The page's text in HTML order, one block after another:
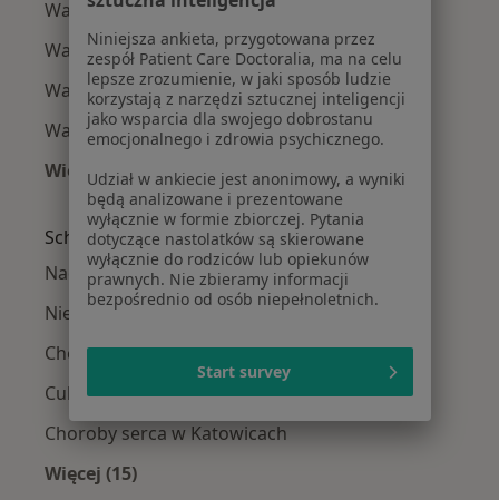
Wady serca w Zabrzu
Wady serca w Sosnowcu
Wady serca w Tychach
Wady serca w Dąbrowie Górniczej
Więcej (14)
Więcej w kategorii: W pobliżu Katowic
Schorzenia w Katowicach
Nadciśnienie tętnicze w Katowicach
Niewydolność serca w Katowicach
Choroba wieńcowa w Katowicach
Cukrzyca w Katowicach
Choroby serca w Katowicach
Więcej (15)
Niniejsza ankieta, przygotowana przez
zespół Patient Care Doctoralia, ma na celu
lepsze zrozumienie, w jaki sposób ludzie
korzystają z narzędzi sztucznej inteligencji
jako wsparcia dla swojego dobrostanu
emocjonalnego i zdrowia psychicznego.
Udział w ankiecie jest anonimowy, a wyniki
będą analizowane i prezentowane
wyłącznie w formie zbiorczej. Pytania
dotyczące nastolatków są skierowane
wyłącznie do rodziców lub opiekunów
prawnych. Nie zbieramy informacji
bezpośrednio od osób niepełnoletnich.
Start survey